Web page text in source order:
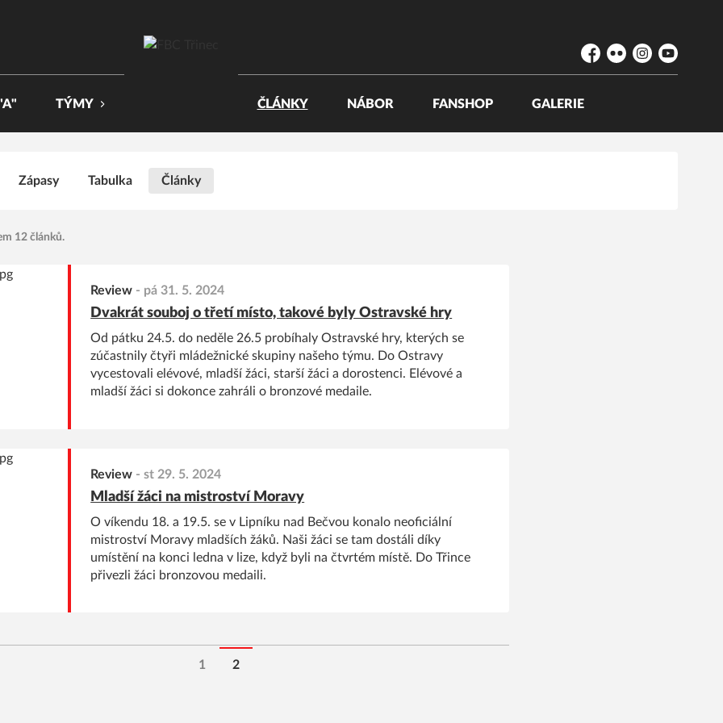
Facebook
Flickr Instagram
YouTube
TÝMY ČLÁNKY NÁBOR FANSHOP GALERIE
Zápasy Tabulka Články
12 článků.
Review - pá 31. 5. 2024
Dvakrát souboj o třetí místo, takové byly Ostravské hry
Od pátku 24.5. do neděle 26.5 probíhaly Ostravské hry, kterých se
zúčastnily čtyři mládežnické skupiny našeho týmu. Do Ostravy
vycestovali elévové, mladší žáci, starší žáci a dorostenci. Elévové a
mladší žáci si dokonce zahráli o bronzové medaile.
Review -st 29. 5. 2024
Mladší žáci na mistroství Moravy
O víkendu 18. a 19.5. se v Lipníku nad Bečvou konalo neoficiální
mistroství Moravy mladších žáků. Naši žáci se tam dostáli díky
umístění na konci ledna v lize, když byli na čtvrtém místě. Do Třince
přivezli žáci bronzovou medaili.
1 2